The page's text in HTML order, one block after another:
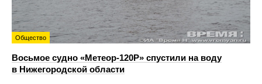
Общество
Восьмое судно «Метеор-120Р» спустили на воду
в Нижегородской области